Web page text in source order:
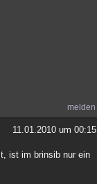
melden
11.01.2010 um 00:15
ist im brinsib nur ein